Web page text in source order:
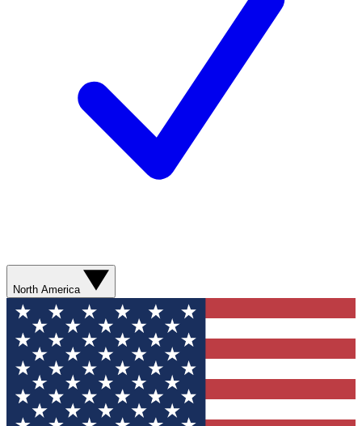
North America